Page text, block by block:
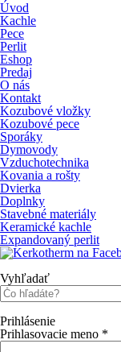
Úvod
Kachle
Pece
Perlit
Eshop
Predaj
O nás
Kontakt
Kozubové vložky
Kozubové pece
Sporáky
Dymovody
Vzduchotechnika
Kovania a rošty
Dvierka
Doplnky
Stavebné materiály
Keramické kachle
Expandovaný perlit
Vyhľadať
Prihlásenie
Prihlasovacie meno *